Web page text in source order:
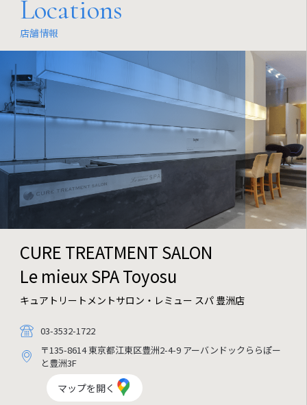
Locations
店舗情報
CURE TREATMENT SALON
Le mieux SPA Toyosu
キュアトリートメントサロン・レミュー スパ 豊洲店
03-3532-1722
〒135-8614 東京都江東区豊洲2-4-9 アーバンドックららぽー
と豊洲3F
マップを開く